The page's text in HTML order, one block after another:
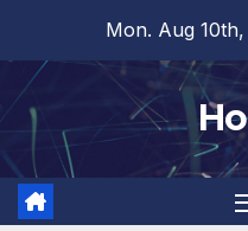
content
Mon. Aug